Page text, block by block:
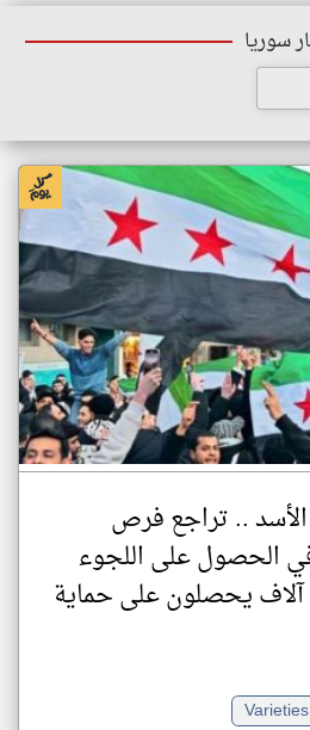
سوريا
.. تراجع فرص
الحصول على اللجوء
بالنمسا و 3 آلاف يحصلون على حماية
Varieties